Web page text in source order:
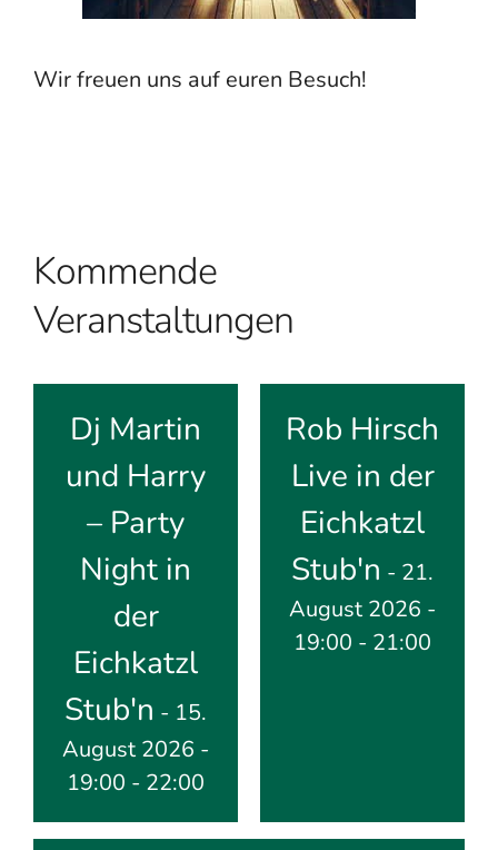
Wir freuen uns auf euren Besuch!
Kommende
Veranstaltungen
Dj Martin
und Harry
– Party
Night in
der
Eichkatzl
Stub'n - 15.
August 2026 -
19:00 - 22:00
Rob Hirsch
Live in der
Eichkatzl
Stub'n - 21.
August 2026 -
19:00 - 21:00